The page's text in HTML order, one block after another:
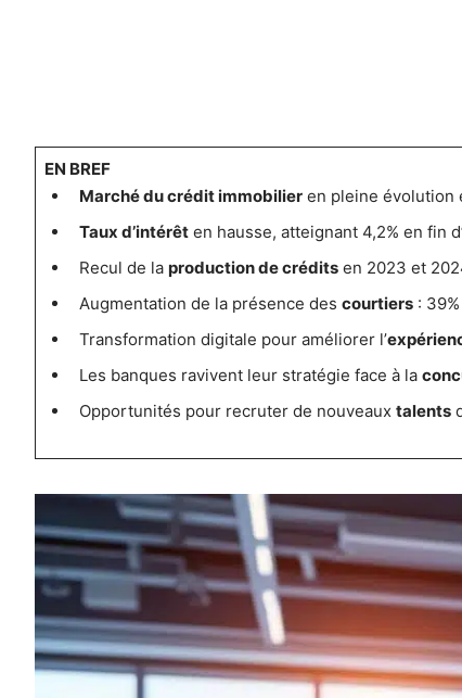
EN BREF
Marché du crédit immobilieren pleine évolution
Taux d’intérêten hausse, atteignant 4,2% en fin
Recul de la production de créditsen 2023 et
Augmentation de la présence des courtiers:
Transformation digitale pour améliorer l’
Les banques ravivent leur stratégie face à la
Opportunités pour recruter de nouveaux talents